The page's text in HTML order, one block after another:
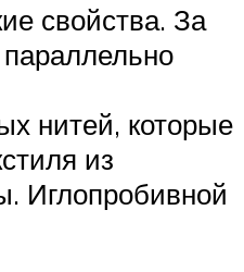
свойства. За
нитей, которые
из
Иглопробивной